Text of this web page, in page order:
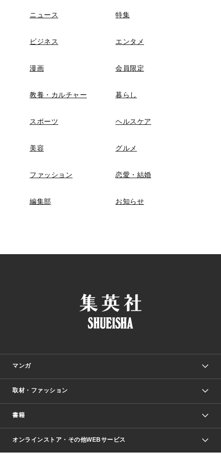
ニュース 特集
ビジネス エンタメ
漫画 会員限定
教養・カルチャー 暮らし
スポーツ ヘルスケア
美容 グルメ
ファッション 恋愛・結婚
編集部 お知らせ
マンガ
少年マンガ
Vジャンプ
週刊ヤングジャンプ
取材・ファッション
Seventeen
芸能・情報・スポーツ
書籍
文芸・文庫・総合
オンラインストア・その他WEBサービス